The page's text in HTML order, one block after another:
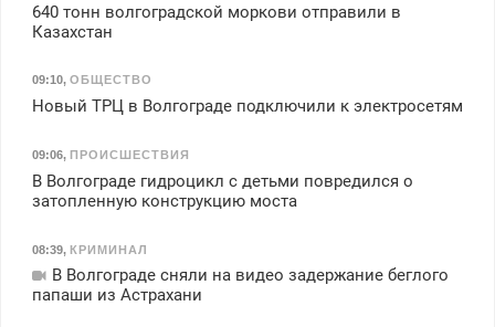
640 тонн волгоградской моркови отправили в
Казахстан
09:10, ОБЩЕСТВО
Новый ТРЦ в Волгограде подключили к электросетям
09:06, ПРОИСШЕСТВИЯ
В Волгограде гидроцикл с детьми повредился о
затопленную конструкцию моста
08:39, КРИМИНАЛ
В Волгограде сняли на видео задержание беглого
папаши из Астрахани